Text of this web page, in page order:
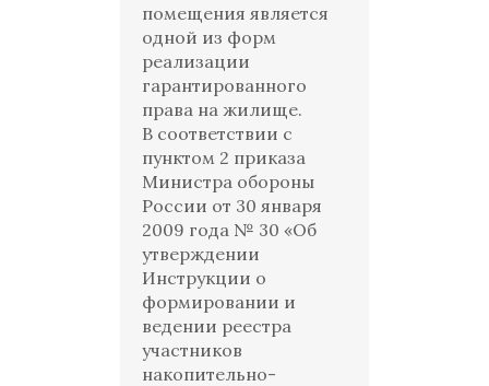
помещения является
одной из форм
реализации
гарантированного
права на жилище.
В соответствии с
пунктом 2 приказа
Министра обороны
России от 30 января
2009 года № 30 «Об
утверждении
Инструкции о
формировании и
ведении реестра
участников
накопительно-